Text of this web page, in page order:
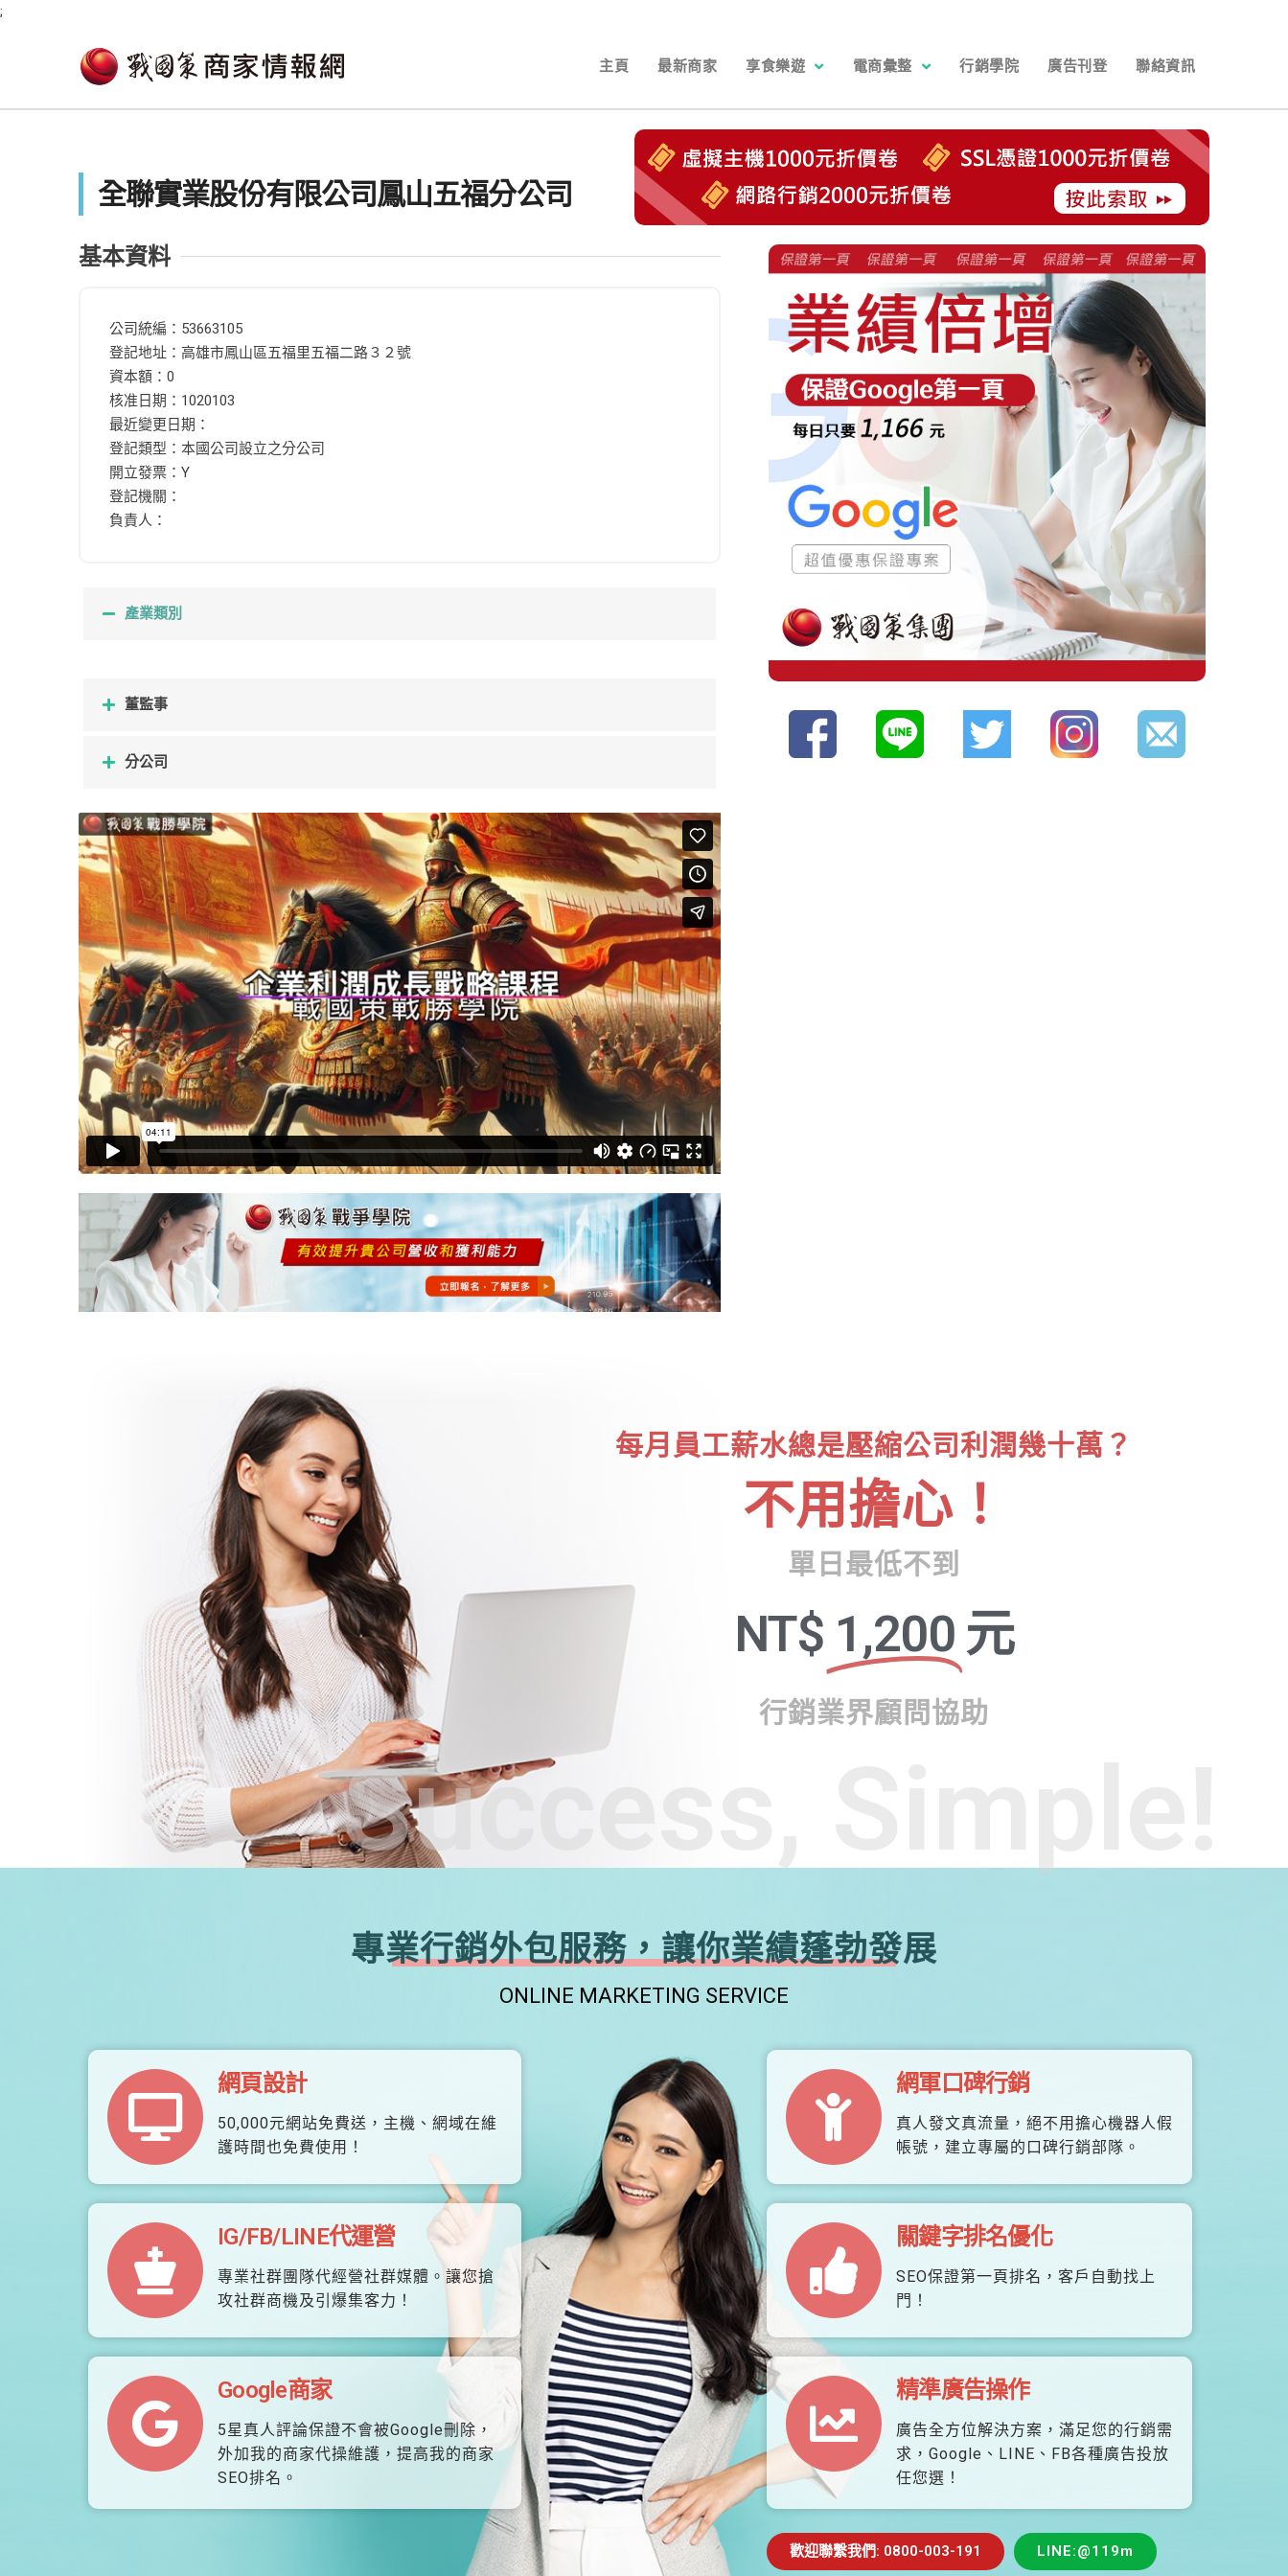
;
主頁 最新商家 享食樂遊 電商彙整 行銷學院 廣告刊登 聯絡資訊
全聯實業股份有限公司鳳山五福分公司
基本資料
公司統編：53663105
登記地址：高雄市鳳山區五福里五福二路３２號
資本額：0
核准日期：1020103
最近變更日期：
登記類型：本國公司設立之分公司
開立發票：Y
登記機關：
負責人：
產業類別
董監事
分公司
Success, Simple!
每月員工薪水總是壓縮公司利潤幾十萬？
不用擔心！
單日最低不到
NT$ 1,200 元
行銷業界顧問協助
專業行銷外包服務，讓你業績蓬勃發展
ONLINE MARKETING SERVICE
網頁設計
50,000元網站免費送，主機、網域在維
護時間也免費使用！
IG/FB/LINE代運營
專業社群團隊代經營社群媒體。讓您搶
攻社群商機及引爆集客力！
Google商家
5星真人評論保證不會被Google刪除，
外加我的商家代操維護，提高我的商家
SEO排名。
網軍口碑行銷
真人發文真流量，絕不用擔心機器人假
帳號，建立專屬的口碑行銷部隊。
關鍵字排名優化
SEO保證第一頁排名，客戶自動找上
門！
精準廣告操作
廣告全方位解決方案，滿足您的行銷需
求，Google、LINE、FB各種廣告投放
任您選！
歡迎聯繫我們: 0800-003-191 LINE:@119m